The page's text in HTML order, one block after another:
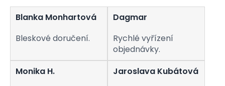
v
ý
i
s
u
Blanka Monhartová
Bleskové doručení.
Dagmar
Rychlé vyřízení
objednávky.
Monika H.
Jaroslava Kubátová